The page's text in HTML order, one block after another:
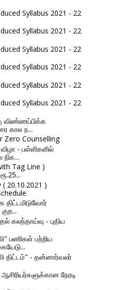
Syllabus 2021 - 22
Syllabus 2021 - 22
Syllabus 2021 - 22
Syllabus 2021 - 22
Syllabus 2021 - 22
Syllabus 2021 - 22
விண்ணப்பிக்க
கால ந...
Zero Counselling
- பள்ளிகளில்
Tag Line )
( 20.10.2021 )
கலந்தாய்வு - புதிய
பணிகள் பற்றிய
திட்டம்" - தன்னார்வலர்
நேரடி